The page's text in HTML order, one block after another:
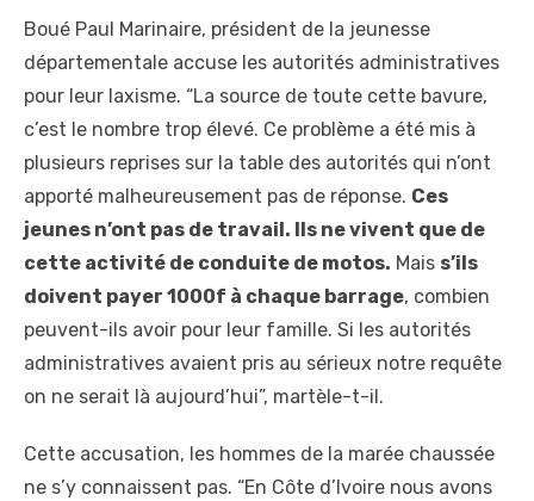
Boué Paul Marinaire, président de la jeunesse
départementale accuse les autorités administratives
pour leur laxisme. “La source de toute cette bavure,
c’est le nombre trop élevé. Ce problème a été mis à
plusieurs reprises sur la table des autorités qui n’ont
apporté malheureusement pas de réponse. Ces
jeunes n’ont pas de travail. Ils ne vivent que de
cette activité de conduite de motos. Mais s’ils
doivent payer 1000f à chaque barrage, combien
peuvent-ils avoir pour leur famille. Si les autorités
administratives avaient pris au sérieux notre requête
on ne serait là aujourd’hui”, martèle-t-il.
Cette accusation, les hommes de la marée chaussée
ne s’y connaissent pas. “En Côte d’Ivoire nous avons